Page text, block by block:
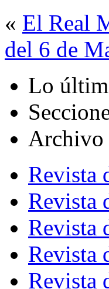
« El Real
del 6 de
Lo
Archivo
Revista
Revista
Revista
Revista
Revista